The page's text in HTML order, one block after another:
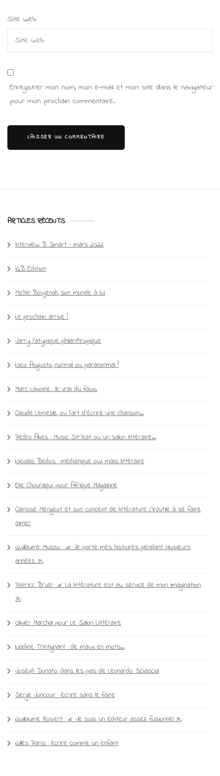
Site web
Enregistrer mon nom, mon e-mail et mon site dans le navigateur
pour mon prochain commentaire.
ARTICLES RÉCENTS
Interview B Smart – mars 2022
IGB Edition
Michel Boujenah, son monde à lui
Le prochain arrive !
Jarry, l’atypique philanthropique
Nico Augusto, normal ou paranormal ?
Marc Lavoine : le vrai du faux.
Claude Lemesle, ou l’art d’écrire une chanson…
Pedro Alves : Music Str’eat ou un salon littéraire…
Nicolas Bedos : médiatique oui, mais littéraire
Elie Chouraqui pour Afrique Magazine
Clarisse Merigeot et son concept de littérature (in)utile à se faire
aimer
Guillaume Musso : « Je porte mes histoires pendant plusieurs
années ».
Patrick Bruel : « La littérature est au service de mon imagination
».
Olivier Marchal pour Le Salon Littéraire
Nadine Trintignant : de maux en mots…
Joseph Donato, dans les pas de Leonardo Sciascia
Serge Joncour : écrire sans le faire
Guillaume Robert : « Je suis un éditeur assez fusionnel ».
Gilles Paris : écrire comme un enfant